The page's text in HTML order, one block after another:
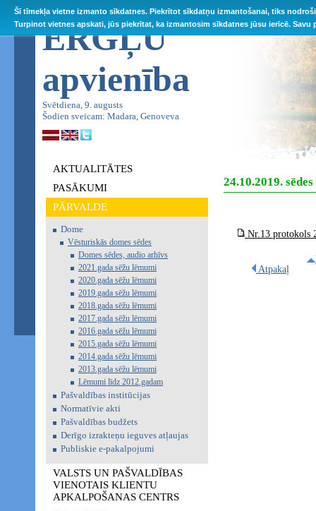
Šī tīmekļa vietne izmanto sīkdatnes. Piekrītot sīkdatņu izmantošanai, tiks
Turpinot vietnes apskati, jūs piekrītat, ka izmantosim sīkdatnes jūsu ierīcē.
ĒRGĻU
apvienība
Svētdiena, 9. augusts
Šodien sveicam: Madara, Genoveva
AKTUALITĀTES
PASĀKUMI
PĀRVALDE
Dome
Vēsturiskās domes sēdes
Domes sēdes, audio arhīvs
2021.gada sēžu lēmumi
2020.gada sēžu lēmumi
2019.gada sēžu lēmumi
2018.gada sēžu lēmumi
2017.gada sēžu lēmumi
2016.gada sēžu lēmumi
2015.gada sēžu lēmumi
2014.gada sēžu lēmumi
2013.gada sēžu lēmumi
Lēmumi līdz 2012.gadam
Pašvaldības institūcijas
Normatīvie akti
Pašvaldības budžets
Derīgo izrakteņu ieguves atļaujas
Publiskie e-pakalpojumi
VALSTS UN PAŠVALDĪBAS
VIENOTAIS KLIENTU
APKALPOŠANAS CENTRS
24.10.2019.
Nr.13 protokols
Atpakaļ